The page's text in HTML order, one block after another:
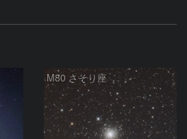
M80 さそり座